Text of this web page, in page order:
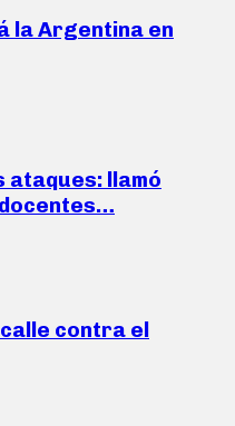
la Argentina en
ataques: llamó
contra el